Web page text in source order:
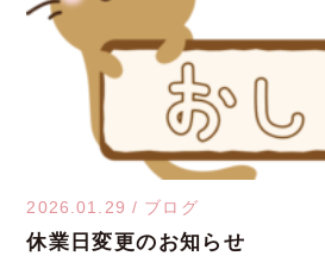
2026.01.29 / ブログ
休業日変更のお知らせ